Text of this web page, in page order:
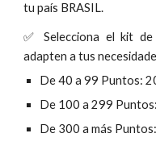
tu país BRASIL.
✅Selecciona el kit de
adapten a tus
De 40 a 99 Puntos:
De 100 a 299
De 300 a más